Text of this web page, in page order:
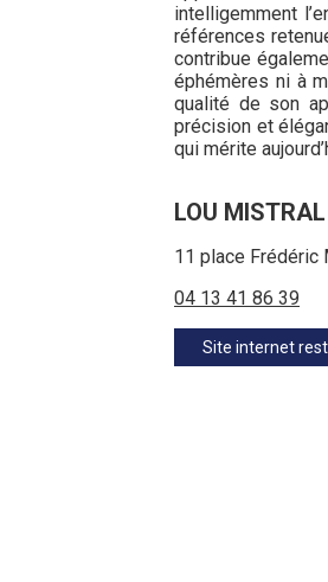
intelligemment
références
contribue
éphémères ni à
qualité de son
précision et
qui mérite
LOU MISTRAL
11 place Frédéric
04 13 41 86 39
Site internet